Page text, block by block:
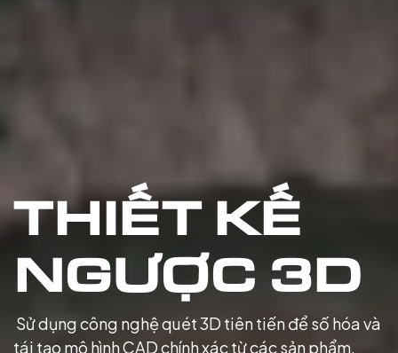
THIẾT KẾ
NGƯỢC 3D
Sử dụng công nghệ quét 3D tiên tiến để số hóa và
tái tạo mô hình CAD chính xác từ các sản phẩm,